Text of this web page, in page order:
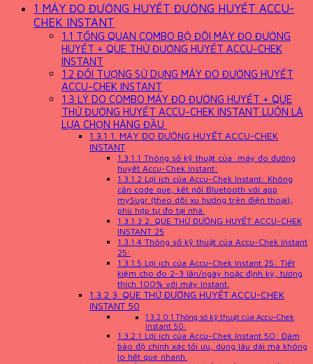
1 MÁY ĐO ĐƯỜNG HUYẾT ĐƯỜNG HUYẾT ACCU-
CHEK INSTANT
1.1 TỔNG QUAN COMBO BỘ ĐÔI MÁY ĐO ĐƯỜNG
HUYẾT + QUE THỬ ĐƯỜNG HUYẾT ACCU-CHEK
INSTANT
1.2 ĐỐI TƯỢNG SỬ DỤNG MÁY ĐO ĐƯỜNG HUYẾT
ACCU-CHEK INSTANT
1.3 LÝ DO COMBO MÁY ĐO ĐƯỜNG HUYẾT + QUE
THỬ ĐƯỜNG HUYẾT ACCU-CHEK INSTANT LUÔN LÀ
LỰA CHỌN HÀNG ĐẦU
1.3.1 1. MÁY ĐO ĐƯỜNG HUYẾT ACCU-CHEK
INSTANT
1.3.1.1 Thông số kỹ thuật của máy đo đường
huyết Accu-Chek Instant:
1.3.1.2 Lợi ích của Accu-Chek Instant: Không
cần code que, kết nối Bluetooth với app
mySugr (theo dõi xu hướng trên điện thoại),
phù hợp tự đo tại nhà.
1.3.1.3 2. QUE THỬ ĐƯỜNG HUYẾT ACCU-CHEK
INSTANT 25
1.3.1.4 Thông số kỹ thuật của Accu-Chek Instant
25:
1.3.1.5 Lợi ích của Accu-Chek Instant 25: Tiết
kiệm cho đo 2-3 lần/ngày hoặc định kỳ, tương
thích 100% với máy Instant.
1.3.2 3. QUE THỬ ĐƯỜNG HUYẾT ACCU-CHEK
INSTANT 50
1.3.2.0.1 Thông số kỹ thuật của Accu-Chek
Instant 50:
1.3.2.1 Lợi ích của Accu-Chek Instant 50: Đảm
bảo độ chính xác tối ưu, dùng lâu dài mà không
lo hết que nhanh.